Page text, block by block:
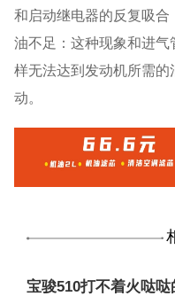
和启动继电器的反复吸
油不足：这种现象和进
样无法达到发动机所需
动。
宝骏510打不着火哒哒